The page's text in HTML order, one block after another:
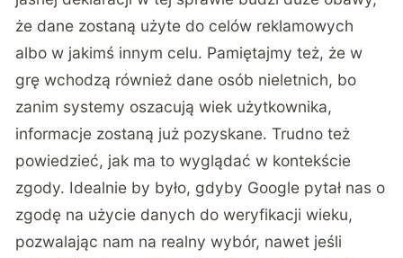
że dane zostaną użyte do celów reklamowych
albo w jakimś innym celu. Pamiętajmy też, że w
grę wchodzą również dane osób nieletnich, bo
zanim systemy oszacują wiek użytkownika,
informacje zostaną już pozyskane. Trudno też
powiedzieć, jak ma to wyglądać w kontekście
zgody. Idealnie by było, gdyby Google pytał nas o
zgodę na użycie danych do weryfikacji wieku,
pozwalając nam na realny wybór, nawet jeśli